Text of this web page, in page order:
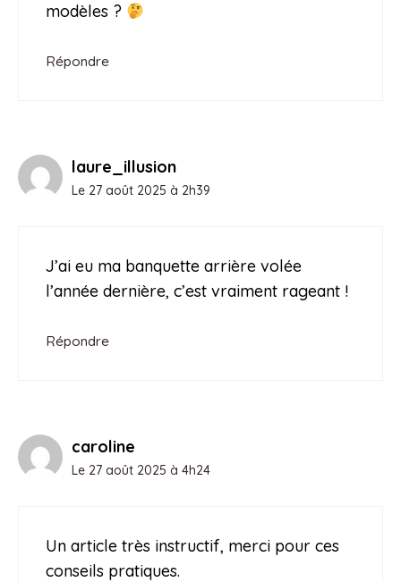
modèles ?
Répondre
laure_illusion
Le 27 août 2025 à 2h39
J’ai eu ma banquette arrière volée
l’année dernière, c’est vraiment rageant !
Répondre
caroline
Le 27 août 2025 à 4h24
Un article très instructif, merci pour ces
conseils pratiques.